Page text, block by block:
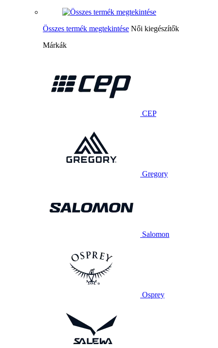
Összes termék megtekintése Női kiegészítők
Márkák
CEP
Gregory
Salomon
Osprey